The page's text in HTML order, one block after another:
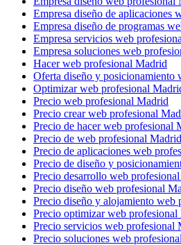
Empresa diseño de aplicaciones
Empresa diseño de programas
Empresa servicios web
Empresa soluciones web
Hacer web profesional Madrid
Oferta diseño y posicionamiento
Optimizar web profesional
Precio web profesional Madrid
Precio crear web profesional
Precio de hacer web profesional
Precio de web profesional Madrid
Precio de aplicaciones web
Precio de diseño y
Precio desarrollo web
Precio diseño web profesional
Precio diseño y alojamiento web
Precio optimizar web profesional
Precio servicios web profesional
Precio soluciones web